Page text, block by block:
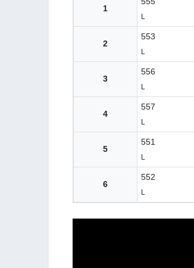
1
L
2
553
L
3
556
L
4
557
L
5
551
L
6
552
L